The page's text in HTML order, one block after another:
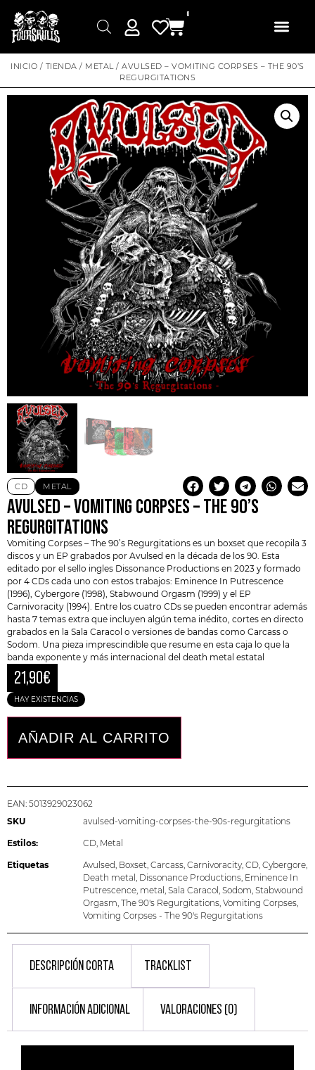
0
INICIO / TIENDA / METAL / AVULSED – VOMITING CORPSES – THE 90’S
REGURGITATIONS
CD METAL
AVULSED – VOMITING CORPSES – THE 90’S
REGURGITATIONS
Vomiting Corpses – The 90’s Regurgitations es un boxset que recopila 3
discos y un EP grabados por Avulsed en la década de los 90. Esta
editado por el sello ingles Dissonance Productions en 2023 y formado
por 4 CDs cada uno con estos trabajos: Eminence In Putrescence
(1996), Cybergore (1998), Stabwound Orgasm (1999) y el EP
Carnivoracity (1994). Entre los cuatro CDs se pueden encontrar además
hasta 7 temas extra que incluyen algún tema inédito, cortes en directo
grabados en la Sala Caracol o versiones de bandas como Carcass o
Sodom. Una pieza imprescindible que resume en esta caja lo que la
banda exponente y más internacional del death metal estatal
21,90€
HAY EXISTENCIAS
AÑADIR AL CARRITO
EAN: 5013929023062
SKU
avulsed-vomiting-corpses-the-90s-regurgitations
Estilos: CD Metal
Etiquetas Avulsed Boxset Carcass Carnivoracity, CD Cybergore
Death metal
Dissonance Productions Eminence In
Putrescence metal Sala Caracol Sodom Stabwound
Orgasm The 90's Regurgitations Vomiting Corpses
Vomiting Corpses - The 90's Regurgitations
DESCRIPCIÓN CORTA TRACKLIST
INFORMACIÓN ADICIONAL VALORACIONES (0)